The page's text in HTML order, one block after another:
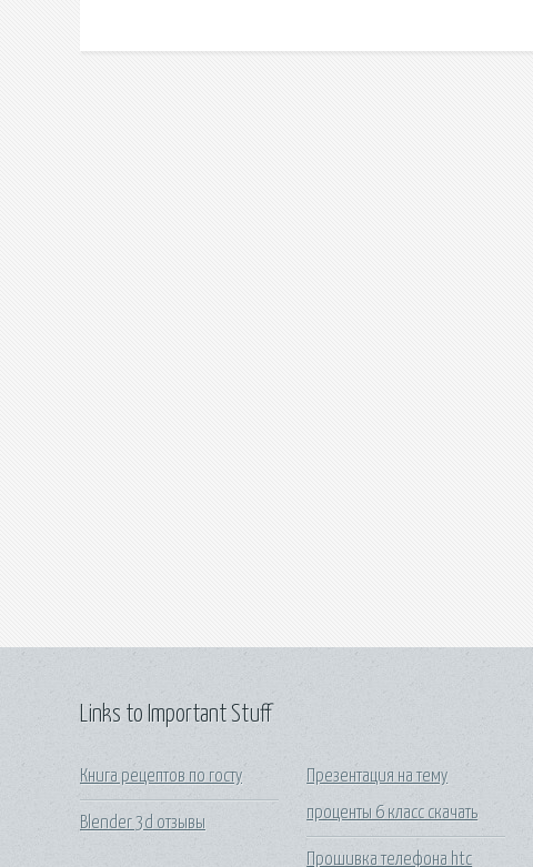
Links to Important Stuff
Книга рецептов по госту
Blender 3d отзывы
Презентация на тему
проценты 6 класс скачать
Прошивка телефона htc